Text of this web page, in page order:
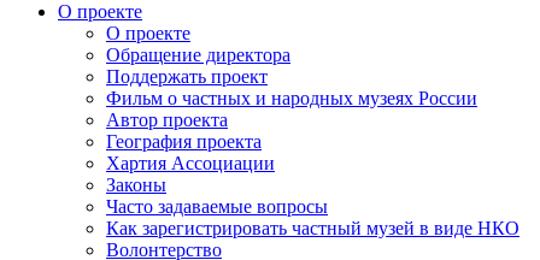
О проекте
О проекте
Обращение директора
Поддержать проект
Фильм о частных и народных музеях России
Автор проекта
География проекта
Хартия Ассоциации
Законы
Часто задаваемые вопросы
Как зарегистрировать частный музей в виде НКО
Волонтерство